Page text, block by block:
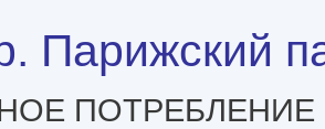
Парижский